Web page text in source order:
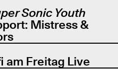
Sonic Youth
Mistress &
am Freitag Live